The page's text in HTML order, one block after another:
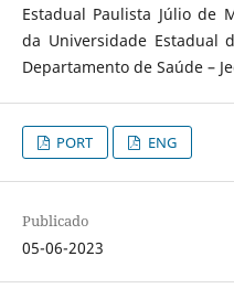
Estadual Paulista Júlio de
da Universidade Estadual
Departamento de Saúde –
PORT ENG
Publicado
05-06-2023